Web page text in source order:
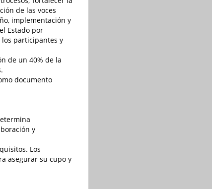
de las voces
implementación y
Estado por
los participantes y
de un 40% de la
documento
y
Los
asegurar su cupo y